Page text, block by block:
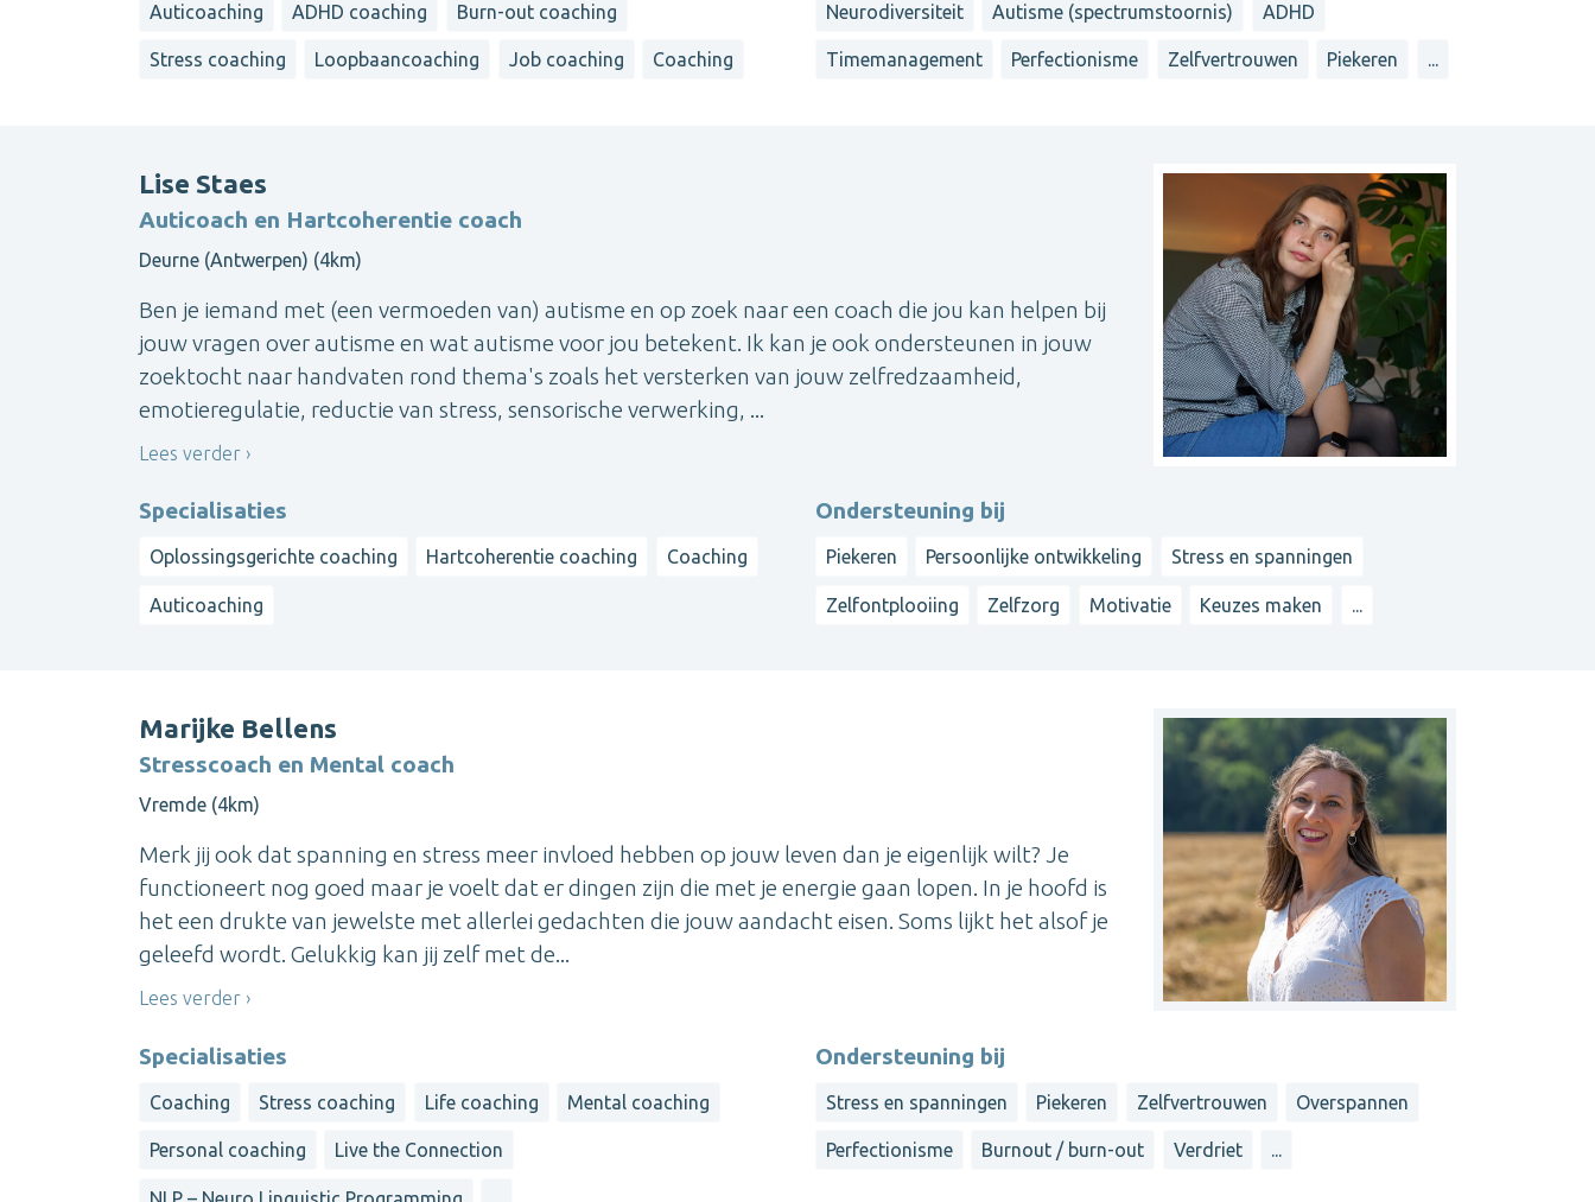
Auticoaching ADHD coaching Burn-out coaching
Stress coaching Loopbaancoaching Job coaching Coaching
Neurodiversiteit Autisme (spectrumstoornis) ADHD
Timemanagement Perfectionisme Zelfvertrouwen Piekeren ...
Lise Staes
Auticoach en Hartcoherentie coach
Deurne (Antwerpen) (4km)
Ben je iemand met (een vermoeden van) autisme en op zoek naar een coach die jou kan helpen bij
jouw vragen over autisme en wat autisme voor jou betekent. Ik kan je ook ondersteunen in jouw
zoektocht naar handvaten rond thema's zoals het versterken van jouw zelfredzaamheid,
emotieregulatie, reductie van stress, sensorische verwerking, ...
Lees verder
Specialisaties
Oplossingsgerichte coaching Hartcoherentie coaching Coaching
Auticoaching
Ondersteuning bij
Piekeren Persoonlijke ontwikkeling Stress en spanningen
Zelfontplooiing Zelfzorg Motivatie Keuzes maken ...
Marijke Bellens
Stresscoach en Mental coach
Vremde (4km)
Merk jij ook dat spanning en stress meer invloed hebben op jouw leven dan je eigenlijk wilt? Je
functioneert nog goed maar je voelt dat er dingen zijn die met je energie gaan lopen. In je hoofd is
het een drukte van jewelste met allerlei gedachten die jouw aandacht eisen. Soms lijkt het alsof je
geleefd wordt. Gelukkig kan jij zelf met de...
Lees verder
Specialisaties
Coaching Stress coaching Life coaching Mental coaching
Personal coaching Live the Connection
Ondersteuning bij
Stress en spanningen Piekeren Zelfvertrouwen Overspannen
Perfectionisme Burnout / burn-out Verdriet ...